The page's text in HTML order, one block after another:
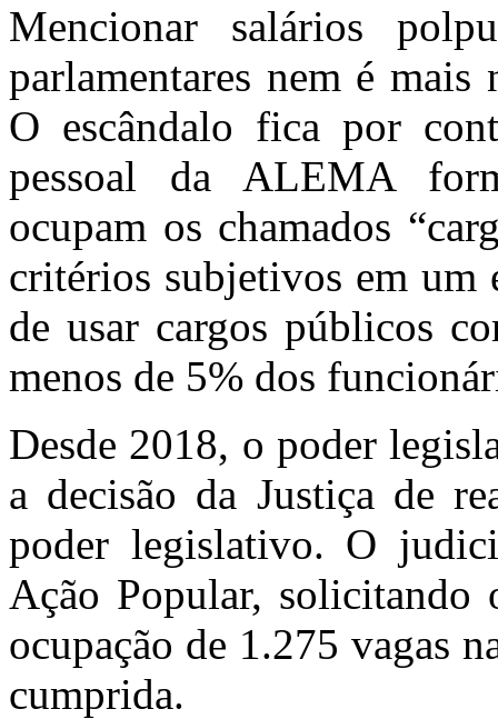
Mencionar salários
parlamentares nem é
O escândalo fica por
pessoal da ALEMA
ocupam os chamados
critérios subjetivos em um
de usar cargos públicos
menos de 5% dos
Desde 2018, o poder
a decisão da Justiça de
poder legislativo. O
Ação Popular, solicitando
ocupação de 1.275 vagas
cumprida.